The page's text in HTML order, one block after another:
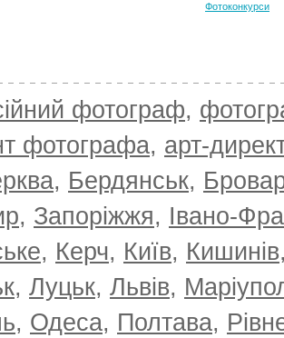
Фотоконкурси
фотограф,
фотографа, арт-
, Бердянськ,
, Запоріжжя, Івано-
, Керч, Київ, Кишинів
, Луцьк, Львів,
, Одеса, Полтава,